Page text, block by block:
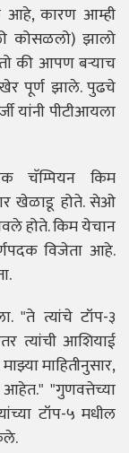
आहे, कारण आम्ही
कोसळलो) झालो
की आपण बऱ्याच
पूर्ण झाले. पुढचे
यांनी पीटीआयला
चॅम्पियन किम
खेळाडू होते. सेओ
होते. किम येचान
विजेता आहे.
"ते त्यांचे टॉप-३
त्यांची आशियाई
माहितीनुसार,
आहेत." "गुणवत्तेच्या
टॉप-५ मधील